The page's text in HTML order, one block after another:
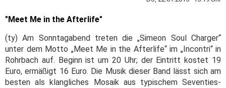
"Meet Me in the Afterlife"
(ty) Am Sonntagabend treten die „Simeon Soul Charger“
unter dem Motto „Meet Me in the Afterlife“ im „Incontri“ in
Rohrbach auf. Beginn ist um 20 Uhr; der Eintritt kostet 19
Euro, ermäßigt 16 Euro. Die Musik dieser Band lässt sich am
besten als klangliches Mosaik aus typischem Seventies-